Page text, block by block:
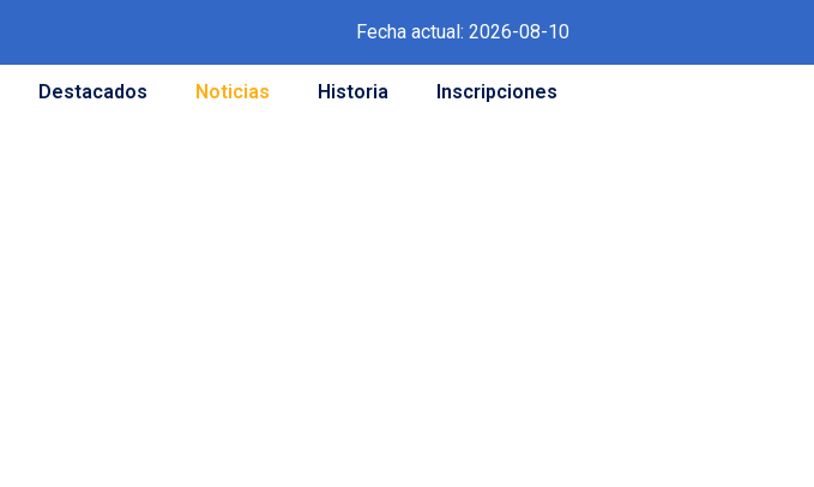
Fecha actual: 2026-08-10
Destacados Noticias Historia Inscripciones